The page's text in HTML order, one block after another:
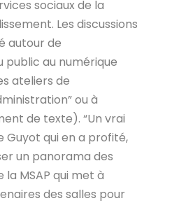
sociaux de la
Les discussions
autour de
public au numérique
ateliers de
ou à
de texte). “Un vrai
Guyot qui en a profité,
un panorama des
MSAP qui met à
des salles pour